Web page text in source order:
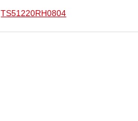
TS51220RH0804